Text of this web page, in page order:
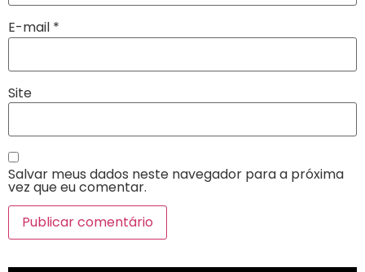
E-mail *
Site
Salvar meus dados neste navegador para a próxima
vez que eu comentar.